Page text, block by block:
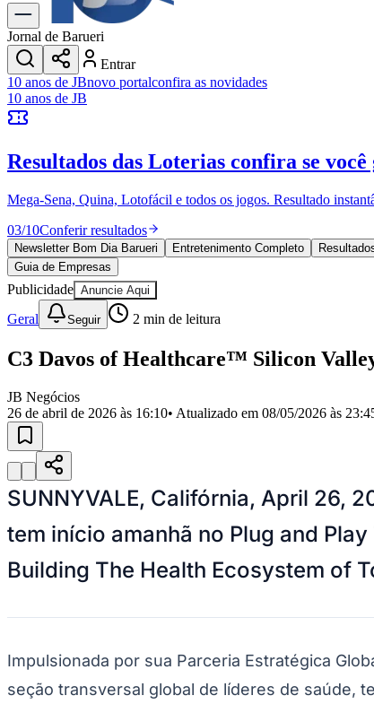
Dia a Dia & Lazer
Transportes
Gastronomia
Cinema & Shows
JogosNovo
Anuncie no Portal
Cadastrar Empresa
Divulgar Vagas Novo
Publicidade Legal
Política
Eleições
Esportes
Saúde
Segurança
Cultura
Obras
Educação
Bairros de Barueri
Selecione sua região
AldeiaAldeia da Serra
MilitarItapevi JandiraJardim AudirJardim BelvalJardim Califórnia
Jardim Maria Helena Jardim Mutinga Jardim Paraíso
AldeinhaOsascoParque dos Camargos Parque ImperialParque
Conde
Vila Engenho Novo Vila Márcia Vila Nossa Sra. da Escada
Para Sua Empresa
Negócios Regionais
Turismo
Jornal de Barueri
Entrar
10 anos de JBnovo portalconfira as novidades
10 anos de JB
Resultados das Loterias confira se você
Mega-Sena, Quina, Lotofácil e todos os jogos. Resultado
03/10Conferir resultados
Newsletter Bom Dia Barueri Entretenimento Completo
Guia de Empresas
Publicidade Anuncie Aqui
Geral Seguir 2 min de leitura
C3 Davos of Healthcare™ Silicon
JB Negócios
26 de abril de 2026 às 16:10• Atualizado em 08/05/2026 às
SUNNYVALE, Califórnia, April 26,
tem início amanhã no Plug and
Building The Health Ecosystem of
Impulsionada por sua Parceria Estratégica
seção transversal global de líderes de saúde,